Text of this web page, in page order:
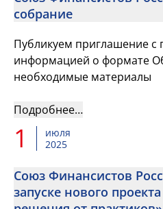
собрание
Публикуем приглашение с
информацией о формате
необходимые материалы
Подробнее…
1
июля
2025
Союз Финансистов
запуске нового